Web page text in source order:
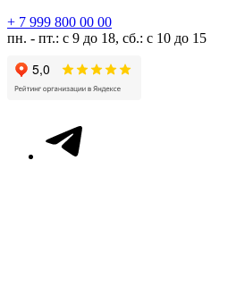
+ 7 999 800 00 00
пн. - пт.: с 9 до 18, сб.: с 10 до 15